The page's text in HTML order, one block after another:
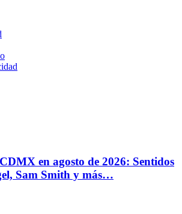
en agosto de 2026: Sentidos
Sam Smith y más…